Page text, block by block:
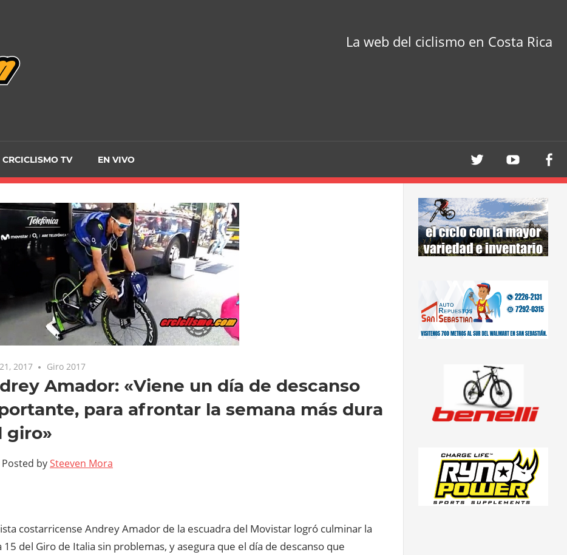
La web del ciclismo en Costa Rica
CRCICLISMO TV EN VIVO
2017 Giro 2017
Amador: «Viene un día de descanso
para afrontar la semana más dura
giro»
Posted bySteeven Mora
costarricense Andrey Amador de la escuadra del Movistar logró culminar la
15 del Giro de Italia sin problemas, y asegura que el día de descanso que